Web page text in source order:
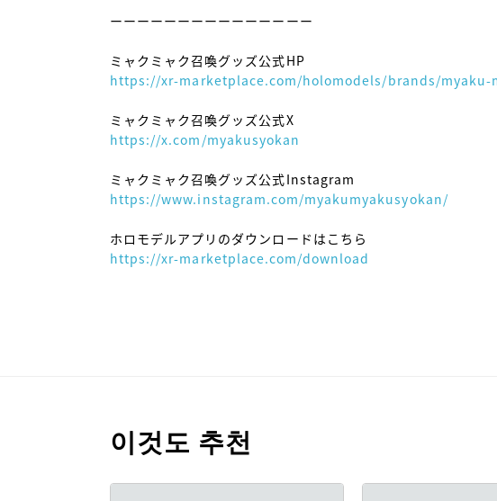
ーーーーーーーーーーーーーーー
https://xr-marketplace.com/holomodels/brands/myaku-
https://x.com/myakusyokan
https://www.instagram.com/myakumyakusyokan/
https://xr-marketplace.com/download
이것도 추천